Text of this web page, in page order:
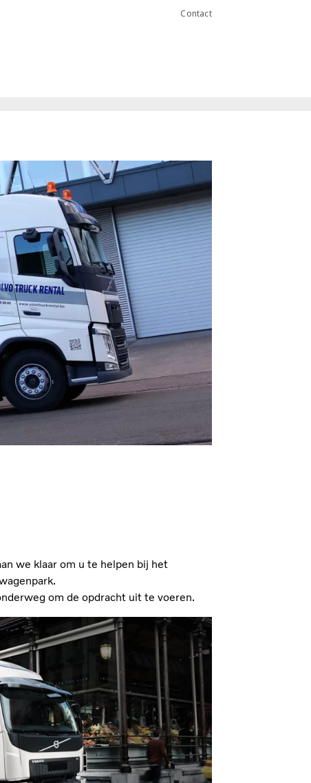
Contact
we klaar om u te helpen bij het
om de opdracht uit te voeren.